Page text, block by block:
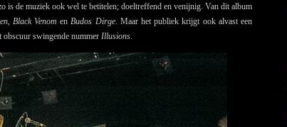
is de muziek ook wel te betitelen; doeltreffend en venijnig. Van dit album
Black Venomen Budos Dirge. Maar het publiek krijgt ook alvast een
swingende nummer Illusions